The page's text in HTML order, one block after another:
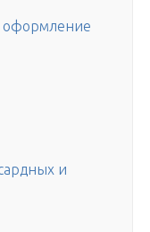
оформление
и